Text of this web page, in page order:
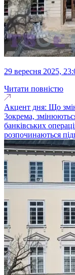
29 вересня 2025,
Читати повністю
Акцент дня: Що
3окрема,
банківських
розпочинаються